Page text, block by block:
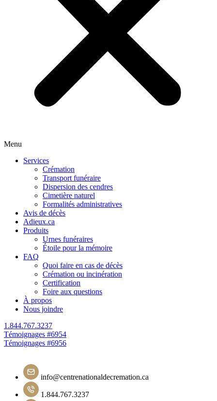
Menu
Services
Crémation
Transport funéraire
Dispersion des cendres
Cimetière naturel
Formalités administratives
Avis de décès
Adieux.ca
Produits
Urnes funéraires
Étoile pour la mémoire
FAQ
Quoi faire en cas de décès
Crémation ou incinération
Certification
Foire aux questions
À propos
Nous joindre
1.844.767.3237
Navigation
de
l'article
Témoignages #6954
Témoignages #6956
info@centrenationaldecremation.ca
1.844.767.3237